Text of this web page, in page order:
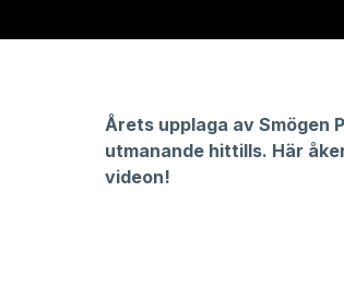
Årets upplaga av Smögen
utmanande hittills. Här
videon!